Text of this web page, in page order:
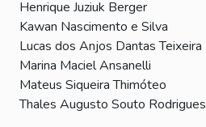
Henrique Juziuk Berger
Kawan Nascimento e Silva
Lucas dos Anjos Dantas Teixeira
Marina Maciel Ansanelli
Mateus Siqueira Thimóteo
Thales Augusto Souto Rodrigues